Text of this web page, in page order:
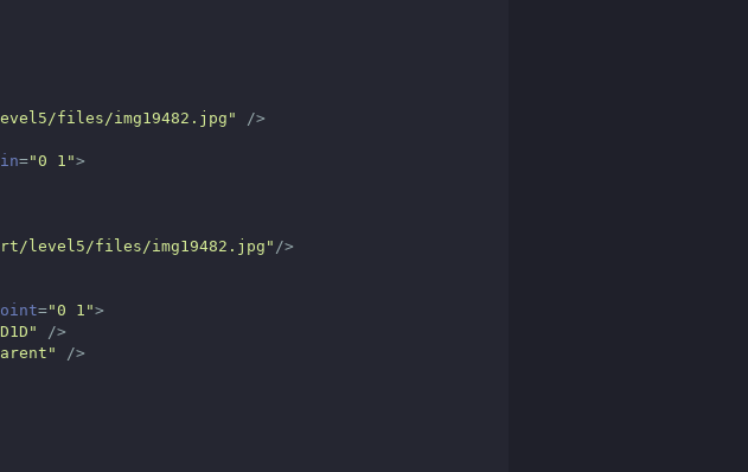
files/img19482.jpg" />
="0 1">
rt/level5/files/img19482.jpg"/>
="0 1">
/>
/>